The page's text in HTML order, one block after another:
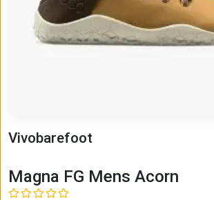
Vivobarefoot
Magna FG Mens Acorn